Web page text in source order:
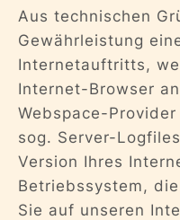
Aus technischen
Gewährleistung
Internetauftritts,
Internet-Browser
Webspace-
sog. Server-
Version Ihres
Betriebssystem,
Sie auf unseren